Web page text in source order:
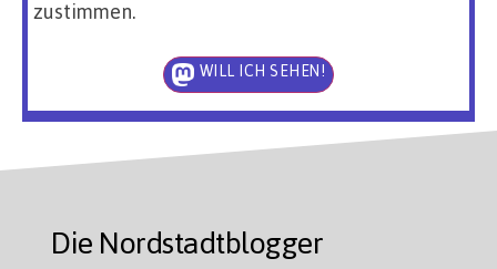
zustimmen.
WILL ICH SEHEN!
Die Nordstadtblogger